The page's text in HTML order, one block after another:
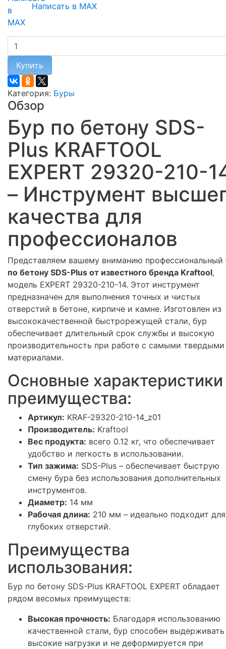
Написать в MAX
Купить
Категория: Буры
Обзор
Бур по бетону SDS-
Plus KRAFTOOL
EXPERT 29320-210-
– Инструмент
качества для
профессионалов
Представляем вашему вниманию профессиональный
по бетону SDS-Plus от известного бренда Kraftool,
модель EXPERT 29320-210-14. Этот инструмент
предназначен для выполнения точных и чистых
отверстий в бетоне, кирпиче и камне. Изготовлен из
высококачественной быстрорежущей стали, бур
обеспечивает длительный срок службы и высокую
производительность при работе с самыми твердыми
материалами.
Основные
преимущества:
Артикул: KRAF-29320-210-14_z01
Производитель: Kraftool
Вес продукта: всего 0.12 кг, что обеспечивает
удобство и легкость в использовании.
Тип зажима: SDS-Plus – обеспечивает быструю
смену бура без использования дополнительных
инструментов.
Диаметр: 14 мм
Рабочая длина: 210 мм – идеально подходит для
глубоких отверстий.
Преимущества
использования:
Бур по бетону SDS-Plus KRAFTOOL EXPERT обладает
рядом весомых преимуществ:
Высокая прочность: Благодаря использованию
качественной стали, бур способен выдерживать
высокие нагрузки и не деформируется при